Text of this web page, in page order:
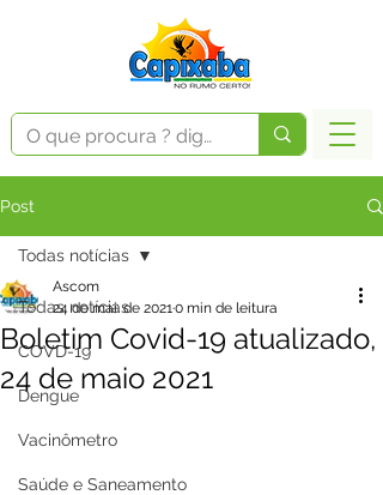
Post
Todas notícias
COVD-19
Dengue
Vacinômetro
Saúde e Saneamento
Todas notícias
Boletim Covid-19 atualizado,
24 de maio 2021
Ascom
24 de mai. de 20210 min de leitura